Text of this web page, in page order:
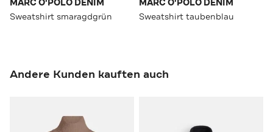
MARC O'POLO DENIM
Sweatshirt smaragdgrün
MARC O'POLO DENIM
Sweatshirt taubenblau
Andere Kunden kauften auch